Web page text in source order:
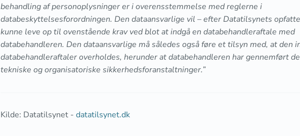
behandling af personoplysninger er i overensstemmelse med reglerne i
databeskyttelsesforordningen. Den dataansvarlige vil – efter Datatilsynets
kunne leve op til ovenstående krav ved blot at indgå en databehandleraftale med
databehandleren. Den dataansvarlige må således også føre et tilsyn med, at den
databehandleraftaler overholdes, herunder at databehandleren har gennemført
tekniske og organisatoriske sikkerhedsforanstaltninger.”
Kilde: Datatilsynet - datatilsynet.dk